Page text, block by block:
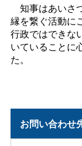
知事はあいさ
縁を繋ぐ活動に
行政ではできな
いていることに
た。
お問い合わせ